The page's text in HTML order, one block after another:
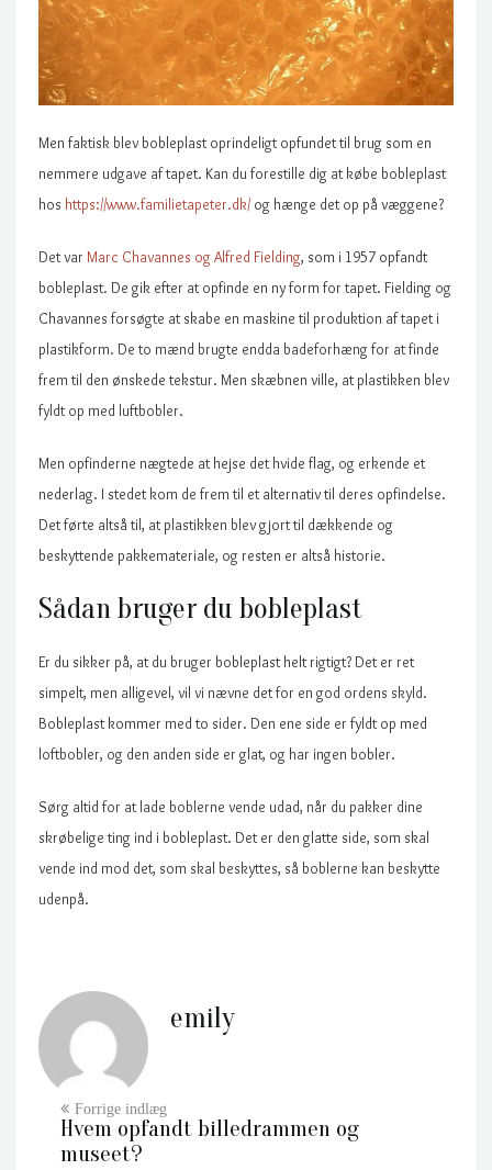
Men faktisk blev bobleplast oprindeligt opfundet til brug som en
nemmere udgave af tapet. Kan du forestille dig at købe bobleplast
hos https://www.familietapeter.dk/ og hænge det op på væggene?
Det var Marc Chavannes og Alfred Fielding, som i 1957 opfandt
bobleplast. De gik efter at opfinde en ny form for tapet. Fielding og
Chavannes forsøgte at skabe en maskine til produktion af tapet i
plastikform. De to mænd brugte endda badeforhæng for at finde
frem til den ønskede tekstur. Men skæbnen ville, at plastikken blev
fyldt op med luftbobler.
Men opfinderne nægtede at hejse det hvide flag, og erkende et
nederlag. I stedet kom de frem til et alternativ til deres opfindelse.
Det førte altså til, at plastikken blev gjort til dækkende og
beskyttende pakkemateriale, og resten er altså historie.
Sådan bruger du bobleplast
Er du sikker på, at du bruger bobleplast helt rigtigt? Det er ret
simpelt, men alligevel, vil vi nævne det for en god ordens skyld.
Bobleplast kommer med to sider. Den ene side er fyldt op med
loftbobler, og den anden side er glat, og har ingen bobler.
Sørg altid for at lade boblerne vende udad, når du pakker dine
skrøbelige ting ind i bobleplast. Det er den glatte side, som skal
vende ind mod det, som skal beskyttes, så boblerne kan beskytte
udenpå.
emily
Hvem opfandt billedrammen og
museet?